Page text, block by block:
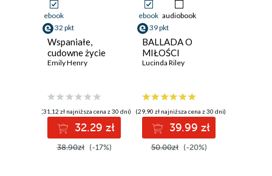
ebook
32 pkt
Wspaniałe,
cudowne życie
Emily Henry
(31,12 zł najniższa cena z 30 dni)
32.29 zł
38.90zł (-17%)
ebook audiobook
39 pkt
BALLADA O
MIŁOŚCI
Lucinda Riley
(29,90 zł najniższa cena z 30 dni)
39.99 zł
50.00zł (-20%)